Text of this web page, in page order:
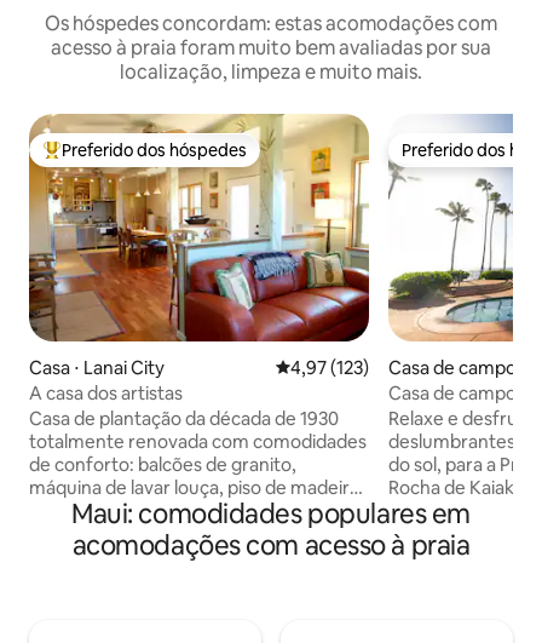
Os hóspedes concordam: estas acomodações com
acesso à praia foram muito bem avaliadas por sua
localização, limpeza e muito mais.
Entre os melhores preferidos dos hóspedes
Preferido dos hóspedes
Casa ⋅ Lanai City 4,97 de uma avaliação média de
4,97 (123)
A casa dos artistas
Casa de plantação da década de 1930
totalmente renovada com comodidades
de conforto: balcões de granito,
máquina de lavar louça, piso de madeira,
secadora, chuveiro de 2 cabeças,
banheiro principal com banheira de
hidromassagem, chuveiro ao ar livre,
Preferido dos
Preferido dos
Casa de campo ⋅
Casa de campo
banheiros à
deslumbrantes
Relaxe e desfrute
deslumbrantes
do sol, para a
Rocha de Kaiaka
campo privada
banheiros e dois
com um grande lanai
Maui: comodidades populares em
acomodações com acesso à praia